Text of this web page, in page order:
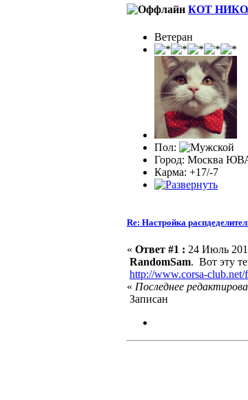
КОТ
Ветеран
Пол:
Город: Москва
Карма: +17/-7
Re: Настройка
« Ответ #1 : 24 Июль
RandomSam. Вот эту
http://www.corsa-
« Последнее
Записан